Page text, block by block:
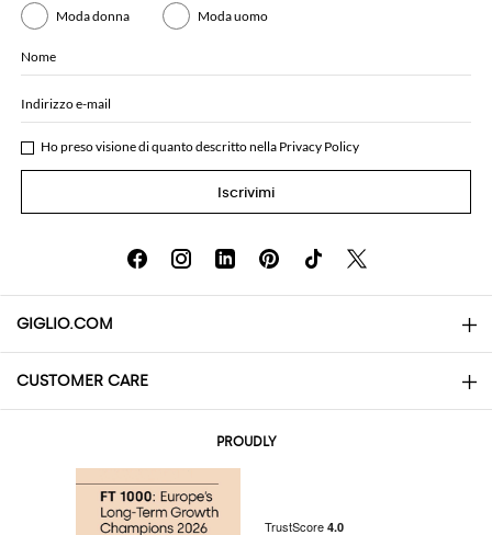
Moda donna Moda uomo
Nome
Indirizzo e-mail
Ho preso visione di quanto descritto nella Privacy Policy
Iscrivimi
GIGLIO.COM
About
CUSTOMER CARE
PROUDLY